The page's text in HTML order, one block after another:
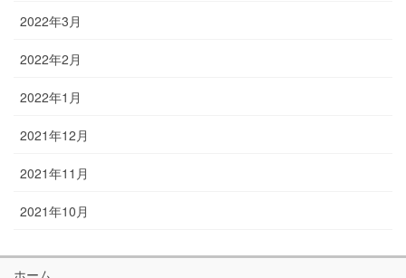
2022年3月
2022年2月
2022年1月
2021年12月
2021年11月
2021年10月
ホーム